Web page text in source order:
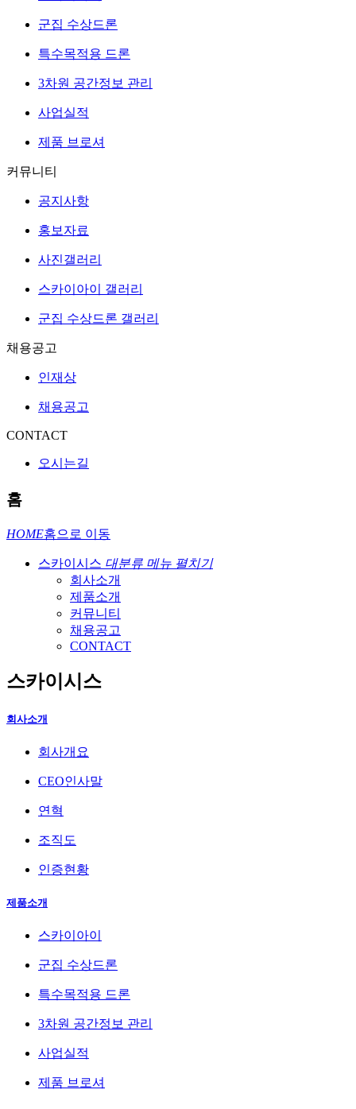
군집 수상드론
특수목적용 드론
3차원 공간정보 관리
사업실적
제품 브로셔
커뮤니티
공지사항
홍보자료
사진갤러리
스카이아이 갤러리
군집 수상드론 갤러리
채용공고
인재상
채용공고
CONTACT
오시는길
홈
HOME홈으로 이동
스카이시스 대분류 메뉴 펼치기
회사소개
제품소개
커뮤니티
채용공고
CONTACT
스카이시스
회사소개
회사개요
CEO인사말
연혁
조직도
인증현황
제품소개
스카이아이
군집 수상드론
특수목적용 드론
3차원 공간정보 관리
사업실적
제품 브로셔